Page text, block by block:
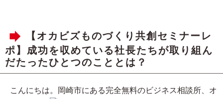
【オカビズものづくり共創セミナーレ
ポ】成功を収めている社長たちが取り組ん
だたったひとつのこととは？
こんにちは。岡崎市にある完全無料のビジネス相談所、オ